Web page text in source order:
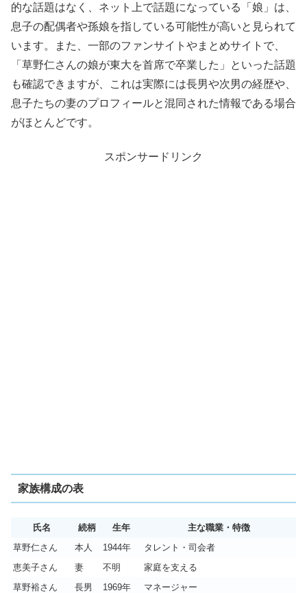
的な話題はなく、ネット上で話題になっている「娘」は、
息子の配偶者や孫娘を指している可能性が高いと見られて
います。また、一部のファンサイトやまとめサイトで、
「草野仁さんの娘が東大を首席で卒業した」といった話題
も確認できますが、これは実際には長男や次男の経歴や、
息子たちの妻のプロフィールと混同された情報である場合
がほとんどです。
スポンサードリンク
家族構成の表
氏名 続柄 生年
主な職業・特徴
草野仁さん
本人 1944年
タレント・司会者
恵美子さん
妻 不明
家庭を支える
草野裕さん
長男 1969年
マネージャー